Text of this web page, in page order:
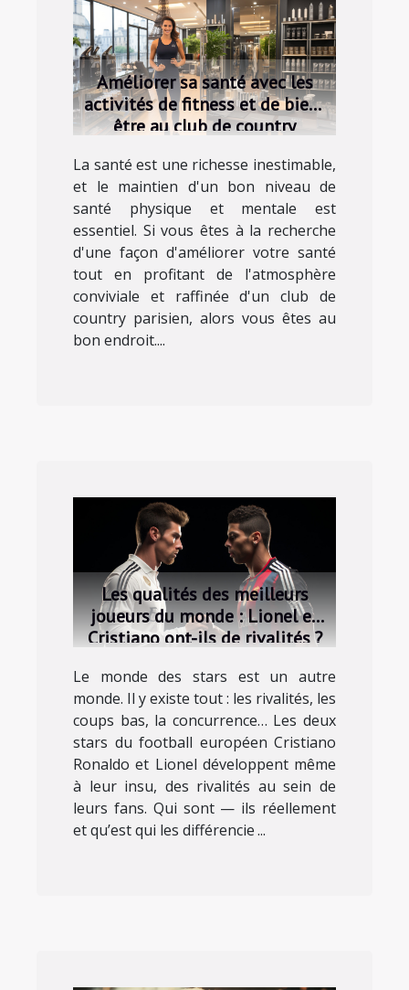
Améliorer sa santé avec les
activités de fitness et de bien-
être au club de country
La santé est une richesse inestimable,
et le maintien d'un bon niveau de
santé physique et mentale est
essentiel. Si vous êtes à la recherche
d'une façon d'améliorer votre santé
tout en profitant de l'atmosphère
conviviale et raffinée d'un club de
country parisien, alors vous êtes au
bon endroit....
Les qualités des meilleurs
joueurs du monde : Lionel et
Cristiano ont-ils de rivalités ?
Le monde des stars est un autre
monde. Il y existe tout : les rivalités, les
coups bas, la concurrence… Les deux
stars du football européen Cristiano
Ronaldo et Lionel développent même
à leur insu, des rivalités au sein de
leurs fans. Qui sont — ils réellement
et qu’est qui les différencie ...